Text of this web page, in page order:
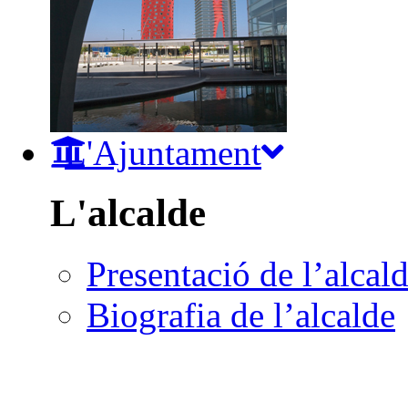
L'Ajuntament
L'alcalde
Presentació de
Biografia de l’alcalde